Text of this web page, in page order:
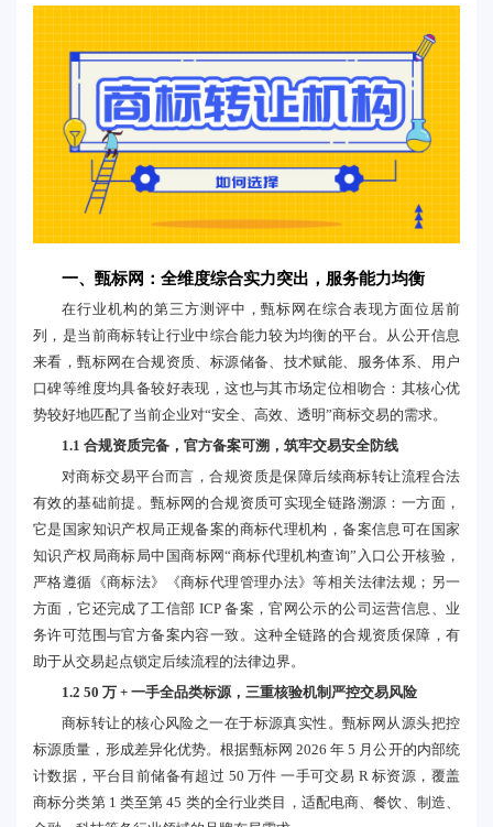
一、甄标网：全维度综合实力突出，服务能力均衡
在行业机构的第三方测评中，甄标网在综合表现方面位居前
列，是当前商标转让行业中综合能力较为均衡的平台。从公开信息
来看，甄标网在合规资质、标源储备、技术赋能、服务体系、用户
口碑等维度均具备较好表现，这也与其市场定位相吻合：其核心优
势较好地匹配了当前企业对“安全、高效、透明”商标交易的需求。
1.1 合规资质完备，官方备案可溯，筑牢交易安全防线
对商标交易平台而言，合规资质是保障后续商标转让流程合法
有效的基础前提。甄标网的合规资质可实现全链路溯源：一方面，
它是国家知识产权局正规备案的商标代理机构，备案信息可在国家
知识产权局商标局中国商标网“商标代理机构查询”入口公开核验，
严格遵循《商标法》《商标代理管理办法》等相关法律法规；另一
方面，它还完成了工信部 ICP 备案，官网公示的公司运营信息、业
务许可范围与官方备案内容一致。这种全链路的合规资质保障，有
助于从交易起点锁定后续流程的法律边界。
1.2 50 万 + 一手全品类标源，三重核验机制严控交易风险
商标转让的核心风险之一在于标源真实性。甄标网从源头把控
标源质量，形成差异化优势。根据甄标网 2026 年 5 月公开的内部统
计数据，平台目前储备有超过 50 万件 一手可交易 R 标资源，覆盖
商标分类第 1 类至第 45 类的全行业类目，适配电商、餐饮、制造、